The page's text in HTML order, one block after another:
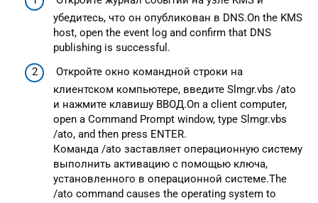
убедитесь, что он опубликован в DNS.On the KMS
host, open the event log and confirm that DNS
publishing is successful.
Откройте окно командной строки на
клиентском компьютере, введите Slmgr.vbs /ato
и нажмите клавишу ВВОД.On a client computer,
open a Command Prompt window, type Slmgr.vbs
/ato, and then press ENTER.
Команда /ato заставляет операционную систему
выполнить активацию с помощью ключа,
установленного в операционной системе.The
/ato command causes the operating system to